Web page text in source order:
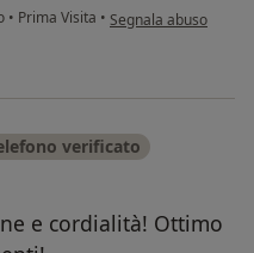
• Prima Visita • secondo l'opinione
Segnala abuso
verificato
e cordialità! Ottimo